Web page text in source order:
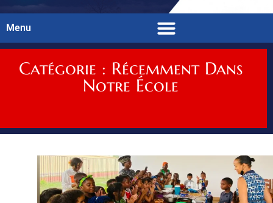
Menu
Catégorie : Récemment Dans
Notre École